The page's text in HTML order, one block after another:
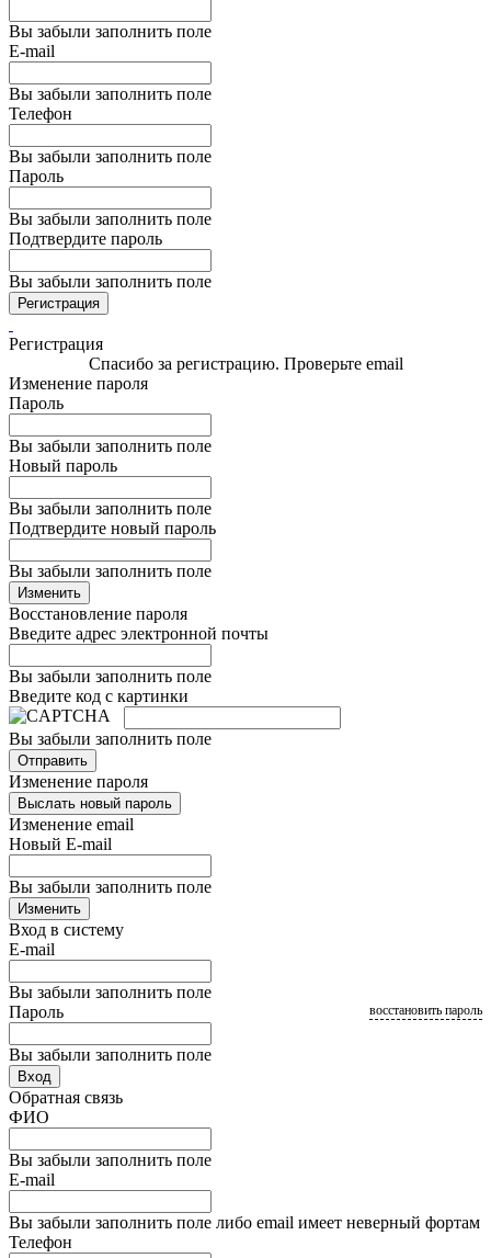
Вы забыли заполнить поле
E-mail
Вы забыли заполнить поле
Телефон
Вы забыли заполнить поле
Пароль
Вы забыли заполнить поле
Подтвердите пароль
Вы забыли заполнить поле
Регистрация
Регистрация
Спасибо за регистрацию. Проверьте email
Изменение пароля
Пароль
Вы забыли заполнить поле
Новый пароль
Вы забыли заполнить поле
Подтвердите новый пароль
Вы забыли заполнить поле
Изменить
Восстановление пароля
Введите адрес электронной почты
Вы забыли заполнить поле
Введите код с картинки
Вы забыли заполнить поле
Отправить
Изменение пароля
Выслать новый пароль
Изменение email
Новый E-mail
Вы забыли заполнить поле
Изменить
Вход в систему
E-mail
Вы забыли заполнить поле
Пароль
Вы забыли заполнить поле
восстановить пароль
Вход
Обратная связь
ФИО
Вы забыли заполнить поле
E-mail
Вы забыли заполнить поле либо email имеет неверный фортам
Телефон